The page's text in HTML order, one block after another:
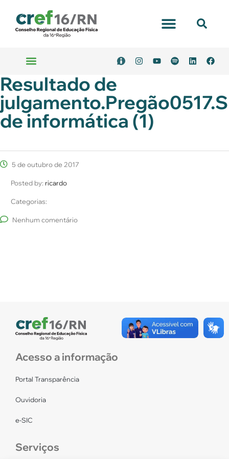
Resultado de
de informática (1)
5 de outubro de 2017
Posted by: ricardo
Categorias:
Nenhum comentário
Acesso a informação
Portal Transparência
Ouvidoria
e-SIC
Serviços